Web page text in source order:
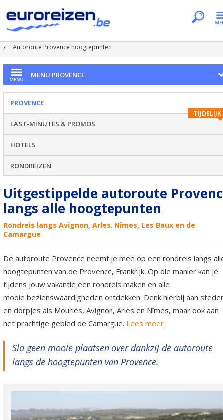
Autoroute Provence hoogtepunten
MENU PROVENCE
PROVENCE
TIJDELIJK
LAST-MINUTES & PROMOS
HOTELS
RONDREIZEN
Uitgestippelde autoroute
langs alle hoogtepunten
Rondreis langs Avignon, Arles, Nîmes, Les Baux en de
Camargue
De autoroute Provence neemt je mee op een rondreis langs
hoogtepunten van de Provence, Frankrijk. Op die manier kan je
tijdens jouw vakantie een rondreis maken en alle
mooie bezienswaardigheden ontdekken. Denk hierbij aan
en dorpjes als Mouriès, Avignon, Arles en Nîmes, maar ook aan
het prachtige gebied de Camargue. Lees meer
Sla geen mooie plaatsen over dankzij de autoroute
langs de hoogtepunten van Provence.